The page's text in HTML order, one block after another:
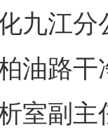
江分
油路
室副